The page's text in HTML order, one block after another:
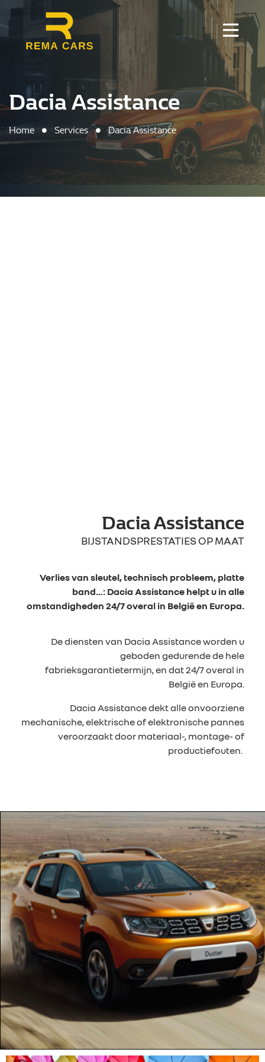
Dacia Assistance
Home Services Dacia Assistance
Dacia Assistance
BIJSTANDSPRESTATIES OP MAAT
Verlies van sleutel, technisch probleem, platte
band…: Dacia Assistance helpt u in alle
omstandigheden 24/7 overal in België en Europa.
De diensten van Dacia Assistance worden u
geboden gedurende de hele
fabrieksgarantietermijn, en dat 24/7 overal in
België en Europa.
Dacia Assistance dekt alle onvoorziene
mechanische, elektrische of elektronische pannes
veroorzaakt door materiaal-, montage- of
productiefouten.